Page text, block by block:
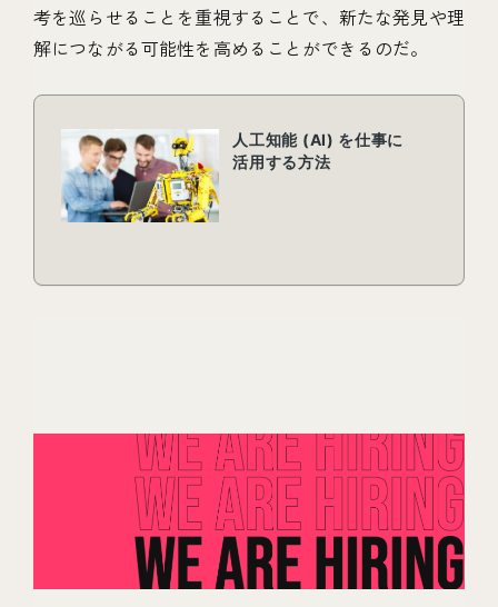
考を巡らせることを重視することで、新たな発見や理
解につながる可能性を高めることができるのだ。